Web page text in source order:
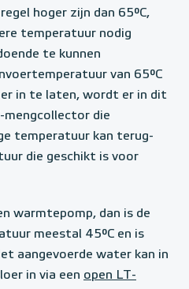
hoger zijn dan 65°C,
temperatuur nodig
te kunnen
van 65°C
in te laten, wordt er in dit
mengcollector die
temperatuur kan terug-
die geschikt is voor
warmtepomp, dan is de
meestal 45°C en is
aangevoerde water kan in
in via een open LT-